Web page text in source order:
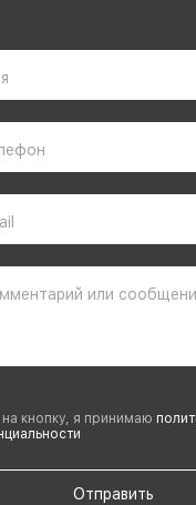
или
кнопку, я принимаю
Отправить